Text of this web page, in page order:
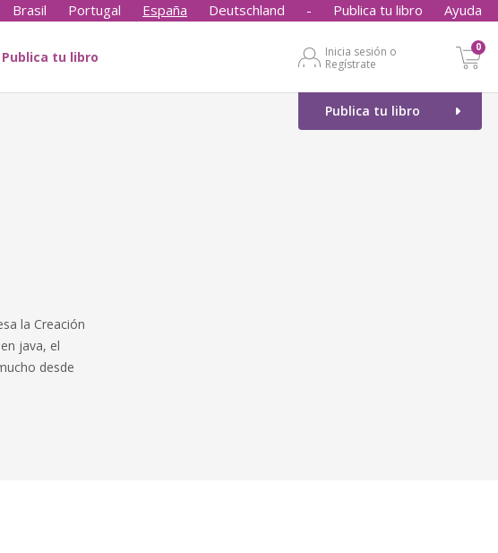
Brasil Portugal España Deutschland - Publica tu libro Ayuda
Publica tu libro
Inicia sesión o
Regístrate
0
Publica tu libro
la Creación
java, el
desde